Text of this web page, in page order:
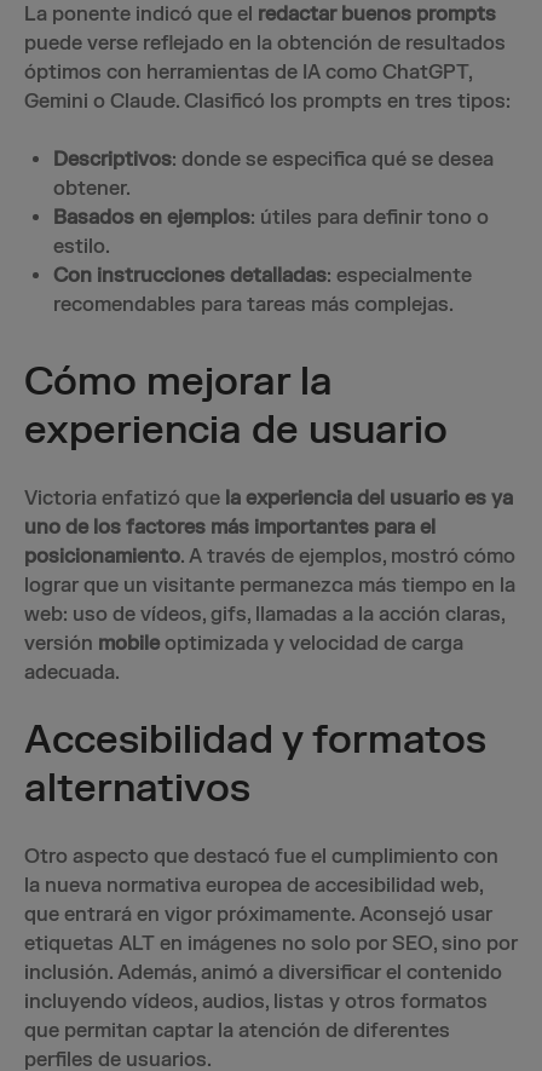
La ponente indicó que el redactar buenos prompts
puede verse reflejado en la obtención de resultados
óptimos con herramientas de IA como ChatGPT,
Gemini o Claude. Clasificó los prompts en tres tipos:
Descriptivos: donde se especifica qué se desea
obtener.
Basados en ejemplos: útiles para definir tono o
estilo.
Con instrucciones detalladas: especialmente
recomendables para tareas más complejas.
Cómo mejorar la
experiencia de usuario
Victoria enfatizó que la experiencia del usuario es ya
uno de los factores más importantes para el
posicionamiento. A través de ejemplos, mostró cómo
lograr que un visitante permanezca más tiempo en la
web: uso de vídeos, gifs, llamadas a la acción claras,
versión mobile optimizada y velocidad de carga
adecuada.
Accesibilidad y formatos
alternativos
Otro aspecto que destacó fue el cumplimiento con
la nueva normativa europea de accesibilidad web,
que entrará en vigor próximamente. Aconsejó usar
etiquetas ALT en imágenes no solo por SEO, sino por
inclusión. Además, animó a diversificar el contenido
incluyendo vídeos, audios, listas y otros formatos
que permitan captar la atención de diferentes
perfiles de usuarios.